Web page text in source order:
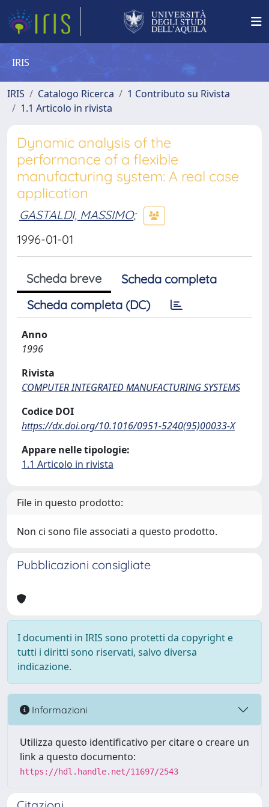
IRIS
IRIS Catalogo Ricerca
1 Contributo su Rivista
1.1 Articolo in rivista
Dynamic analysis of the
performance of a flexible
manufacturing system: A real case
application
GASTALDI, MASSIMO;
1996-01-01
Scheda breve
Scheda completa
Scheda completa (DC)
Anno
1996
Rivista
COMPUTER INTEGRATED MANUFACTURING SYSTEMS
Codice DOI
https://dx.doi.org/10.1016/0951-5240(95)00033-X
Appare nelle tipologie:
1.1 Articolo in rivista
File in questo prodotto:
Non ci sono file associati a questo prodotto.
Pubblicazioni consigliate
I documenti in IRIS sono protetti da copyright e
tutti i diritti sono riservati, salvo diversa
indicazione.
Informazioni
Utilizza questo identificativo per citare o creare un
link a questo documento:
https://hdl.handle.net/11697/2543